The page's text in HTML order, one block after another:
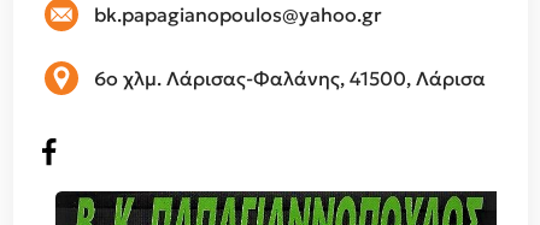
bk.papagianopoulos@yahoo.gr
6ο χλμ. Λάρισας-Φαλάνης, 41500, Λάρισα